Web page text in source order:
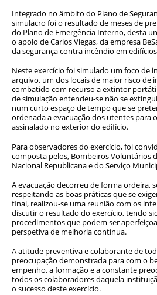
Integrado no âmbito do Plano de
simulacro foi o resultado de meses de
do Plano de Emergência Interno, desta
o apoio de Carlos Viegas, da empresa
da segurança contra incêndio em
Neste exercício foi simulado um foco de
arquivo, um dos locais de maior risco de
combatido com recurso a extintor
de simulação entendeu-se não se
num curto espaço de tempo que se
ordenada a evacuação dos utentes para
assinalado no exterior do edifício.
Para observadores do exercício, foi
composta pelos, Bombeiros Voluntários
Nacional Republicana e do Serviço
A evacuação decorreu de forma ordeira,
respeitando as boas práticas que se
final, realizou-se uma reunião com os
discutir o resultado do exercício, tendo
procedimentos que podem ser
perspetiva de melhoria contínua.
A atitude preventiva e colaborante de
preocupação demonstrada para com o
empenho, a formação e a constante
todos os colaboradores daquela
o sucesso deste exercício.